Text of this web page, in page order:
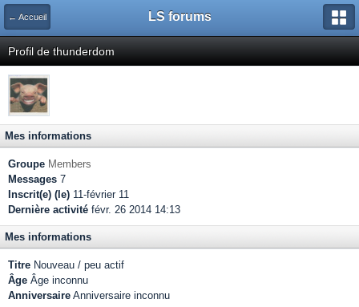
← Accueil LS forums
Profil de thunderdom
Mes informations
Groupe Members
Messages 7
Inscrit(e) (le) 11-février 11
Dernière activité févr. 26 2014 14:13
Mes informations
Titre Nouveau / peu actif
Âge Âge inconnu
Anniversaire Anniversaire inconnu